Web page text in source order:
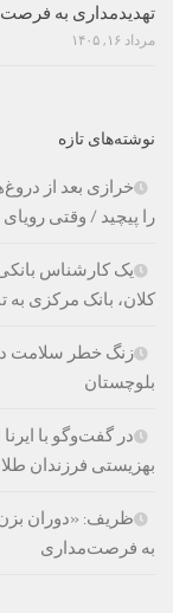
تهدیدمداری به
مرداد ۱۶, ۱۴۰۵
نوشته‌های تازه
خرازی بعد از
را پیچید / وقتی
یک کارشناس
کلان، بانک مرکزی به
زنگ خطر سلامت
بلوچستان
بهزیستی فرزندان
ظریف: «دوران
به فرصت‌مداری